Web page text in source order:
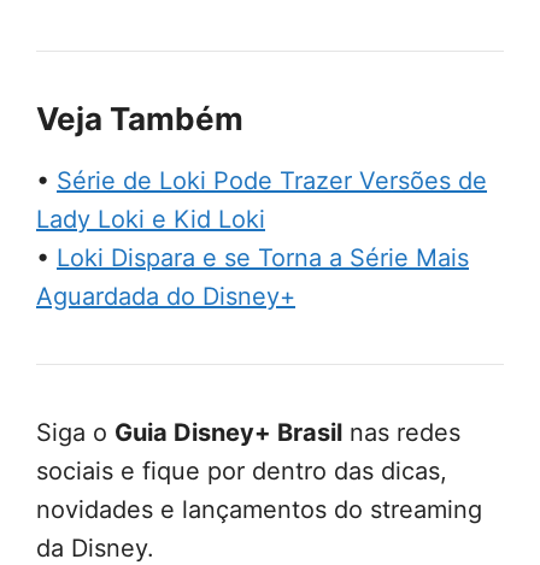
Veja Também
• Série de Loki Pode Trazer Versões de
Lady Loki e Kid Loki
• Loki Dispara e se Torna a Série Mais
Aguardada do Disney+
Siga o Guia Disney+ Brasil nas redes
sociais e fique por dentro das dicas,
novidades e lançamentos do streaming
da Disney.